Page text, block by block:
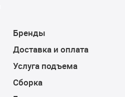
Бренды
Доставка и оплата
Услуга подъема
Сборка